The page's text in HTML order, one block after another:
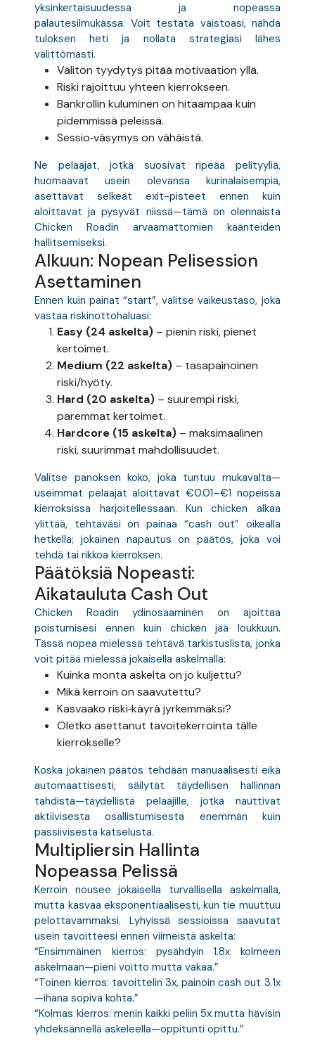
yksinkertaisuudessa ja nopeassa
palautesilmukassa. Voit testata vaistoasi, nähdä
tuloksen heti ja nollata strategiasi lähes
välittömästi.
Välitön tyydytys pitää motivaation yllä.
Riski rajoittuu yhteen kierrokseen.
Bankrollin kuluminen on hitaampaa kuin
pidemmissä peleissä.
Sessio‑väsymys on vähäistä.
Ne pelaajat, jotka suosivat ripeää pelityyliä,
huomaavat usein olevansa kurinalaisempia,
asettavat selkeät exit-pisteet ennen kuin
aloittavat ja pysyvät niissä—tämä on olennaista
Chicken Roadin arvaamattomien käänteiden
hallitsemiseksi.
Alkuun: Nopean Pelisession
Asettaminen
Ennen kuin painat “start”, valitse vaikeustaso, joka
vastaa riskinottohaluasi:
Easy (24 askelta) – pienin riski, pienet
kertoimet.
Medium (22 askelta) – tasapainoinen
riski/hyöty.
Hard (20 askelta) – suurempi riski,
paremmat kertoimet.
Hardcore (15 askelta) – maksimaalinen
riski, suurimmat mahdollisuudet.
Valitse panoksen koko, joka tuntuu mukavalta—
useimmat pelaajat aloittavat €0.01–€1 nopeissa
kierroksissa harjoitellessaan. Kun chicken alkaa
ylittää, tehtäväsi on painaa “cash out” oikealla
hetkellä; jokainen napautus on päätös, joka voi
tehdä tai rikkoa kierroksen.
Päätöksiä Nopeasti:
Aikatauluta Cash Out
Chicken Roadin ydinosaaminen on ajoittaa
poistumisesi ennen kuin chicken jää loukkuun.
Tässä nopea mielessä tehtävä tarkistuslista, jonka
voit pitää mielessä jokaisella askelmalla:
Kuinka monta askelta on jo kuljettu?
Mikä kerroin on saavutettu?
Kasvaako riski‑käyrä jyrkemmäksi?
Oletko asettanut tavoitekerrointa tälle
kierrokselle?
Koska jokainen päätös tehdään manuaalisesti eikä
automaattisesti, säilytät täydellisen hallinnan
tahdista—täydellistä pelaajille, jotka nauttivat
aktiivisesta osallistumisesta enemmän kuin
passiivisesta katselusta.
Multipliersin Hallinta
Nopeassa Pelissä
Kerroin nousee jokaisella turvallisella askelmalla,
mutta kasvaa eksponentiaalisesti, kun tie muuttuu
pelottavammaksi. Lyhyissä sessioissa saavutat
usein tavoitteesi ennen viimeistä askelta:
“Ensimmäinen kierros: pysähdyin 1.8x kolmeen
askelmaan—pieni voitto mutta vakaa.”
“Toinen kierros: tavoittelin 3x, painoin cash out 3.1x
—ihana sopiva kohta.”
“Kolmas kierros: menin kaikki peliin 5x mutta hävisin
yhdeksännellä askeleella—oppitunti opittu.”